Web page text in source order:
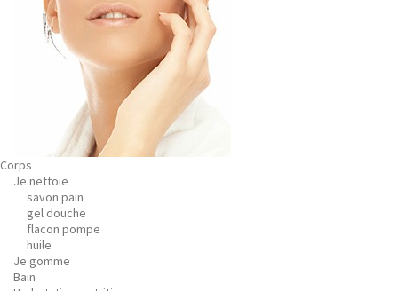
Corps
Je nettoie
savon pain
gel douche
flacon pompe
huile
Je gomme
Bain